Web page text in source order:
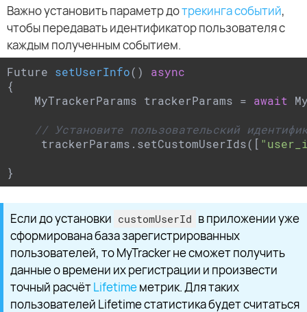
Важно установить параметр дотрекинга событий,
чтобы передавать идентификатор пользователя с
каждым полученным событием.
Future setUserInfo( ) async
{
    MyTrackerParams trackerParams =
await
// Установите пользовательский
     trackerParams.setCustomUserIds([
}
Если до установки customUserId в приложении уже
сформирована база зарегистрированных
пользователей, то MyTracker не сможет получить
данные о времени их регистрации и произвести
точный расчётLifetimeметрик. Для таких
пользователей Lifetime статистика будет считаться